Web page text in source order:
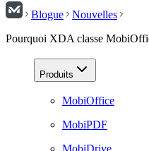
Blogue
Nouvelles
Pourquoi XDA classe
Produits
MobiOffice
MobiPDF